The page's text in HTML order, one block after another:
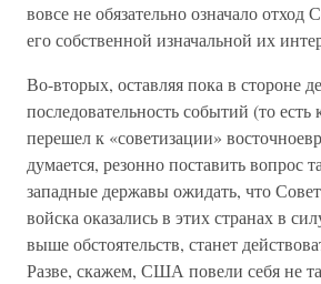
вовсе не обязательно означало отход
его собственной изначальной их
Во-вторых, оставляя пока в стороне
последовательность событий (то
перешел к «советизации»
думается, резонно поставить вопрос
западные державы ожидать, что
войска оказались в этих странах в
выше обстоятельств, станет
Разве, скажем, США повели себя не